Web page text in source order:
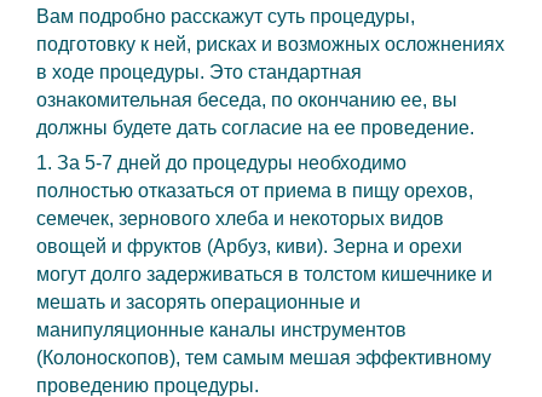
Вам подробно расскажут суть процедуры,
подготовку к ней, рисках и возможных осложнениях
в ходе процедуры. Это стандартная
ознакомительная беседа, по окончанию ее, вы
должны будете дать согласие на ее проведение.
1. За 5-7 дней до процедуры необходимо
полностью отказаться от приема в пищу орехов,
семечек, зернового хлеба и некоторых видов
овощей и фруктов (Арбуз, киви). Зерна и орехи
могут долго задерживаться в толстом кишечнике и
мешать и засорять операционные и
манипуляционные каналы инструментов
(Колоноскопов), тем самым мешая эффективному
проведению процедуры.